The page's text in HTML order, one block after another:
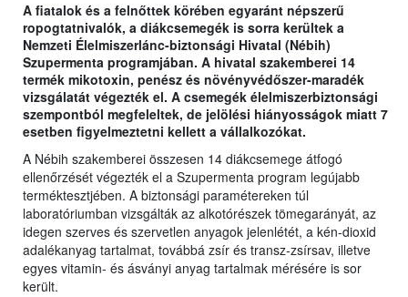
A fiatalok és a felnőttek körében egyaránt népszerű
ropogtatnivalók, a diákcsemegék is sorra kerültek a
Nemzeti Élelmiszerlánc-biztonsági Hivatal (Nébih)
Szupermenta programjában. A hivatal szakemberei 14
termék mikotoxin, penész és növényvédőszer-maradék
vizsgálatát végezték el. A csemegék élelmiszerbiztonsági
szempontból megfeleltek, de jelölési hiányosságok miatt 7
esetben figyelmeztetni kellett a vállalkozókat.
A Nébih szakemberei összesen 14 diákcsemege átfogó
ellenőrzését végezték el a Szupermenta program legújabb
terméktesztjében. A biztonsági paramétereken túl
laboratóriumban vizsgálták az alkotórészek tömegarányát, az
idegen szerves és szervetlen anyagok jelenlétét, a kén-dioxid
adalékanyag tartalmat, továbbá zsír és transz-zsírsav, illetve
egyes vitamin- és ásványi anyag tartalmak mérésére is sor
került.